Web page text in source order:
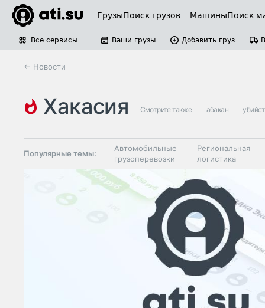
ГрузыПоиск грузов МашиныПоиск
Все сервисы Ваши грузы Добавить груз
← Новости
хакасия Смотрите также абакан
Популярные темы:
Автомобильные
грузоперевозки
Региональная
логистика
Таможня и ВЭД
грузовые
терминалы